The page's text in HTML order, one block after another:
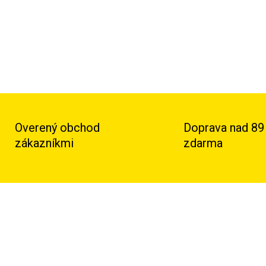
Overený obchod
zákazníkmi
Doprava nad
zdarma